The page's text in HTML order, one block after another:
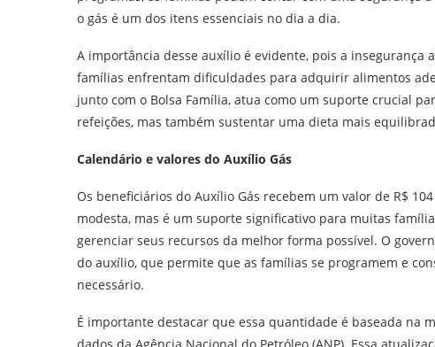
o gás é um dos itens essenciais no dia a dia.
A importância desse auxílio é evidente, pois a
famílias enfrentam dificuldades para adquirir alimentos
junto com o Bolsa Família, atua como um suporte crucial
refeições, mas também sustentar uma dieta mais
Calendário e valores do Auxílio Gás
Os beneficiários do Auxílio Gás recebem um valor de R$
modesta, mas é um suporte significativo para muitas
gerenciar seus recursos da melhor forma possível. O
do auxílio, que permite que as famílias se programem e
necessário.
É importante destacar que essa quantidade é baseada na